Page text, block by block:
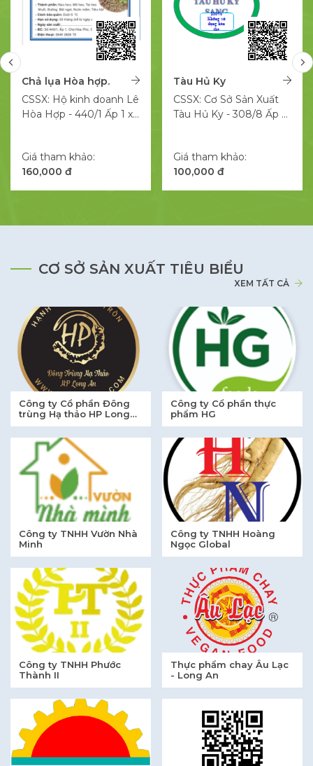
Chả lụa Hòa hợp.
CSSX: Hộ kinh doanh Lê
Hòa Hợp - 440/1 Ấp 1 xã
Giá tham khảo:
160,000 đ
Tàu Hủ Ky
CSSX: Cơ Sở Sản Xuất
Tàu Hủ Ky - 308/8 Ấp 8
Long An
Giá tham khảo:
100,000 đ
CƠ SỞ SẢN XUẤT TIÊU BIỂU
XEM TẤT CẢ
Công ty Cổ phần Đông
trùng Hạ thảo HP Long
An
Công ty Cổ phần thực
phẩm HG
Công ty TNHH Vườn Nhà
Minh
Công ty TNHH Hoàng
Ngọc Global
Công ty TNHH Phước
Thành II
Thực phẩm chay Âu Lạc
- Long An